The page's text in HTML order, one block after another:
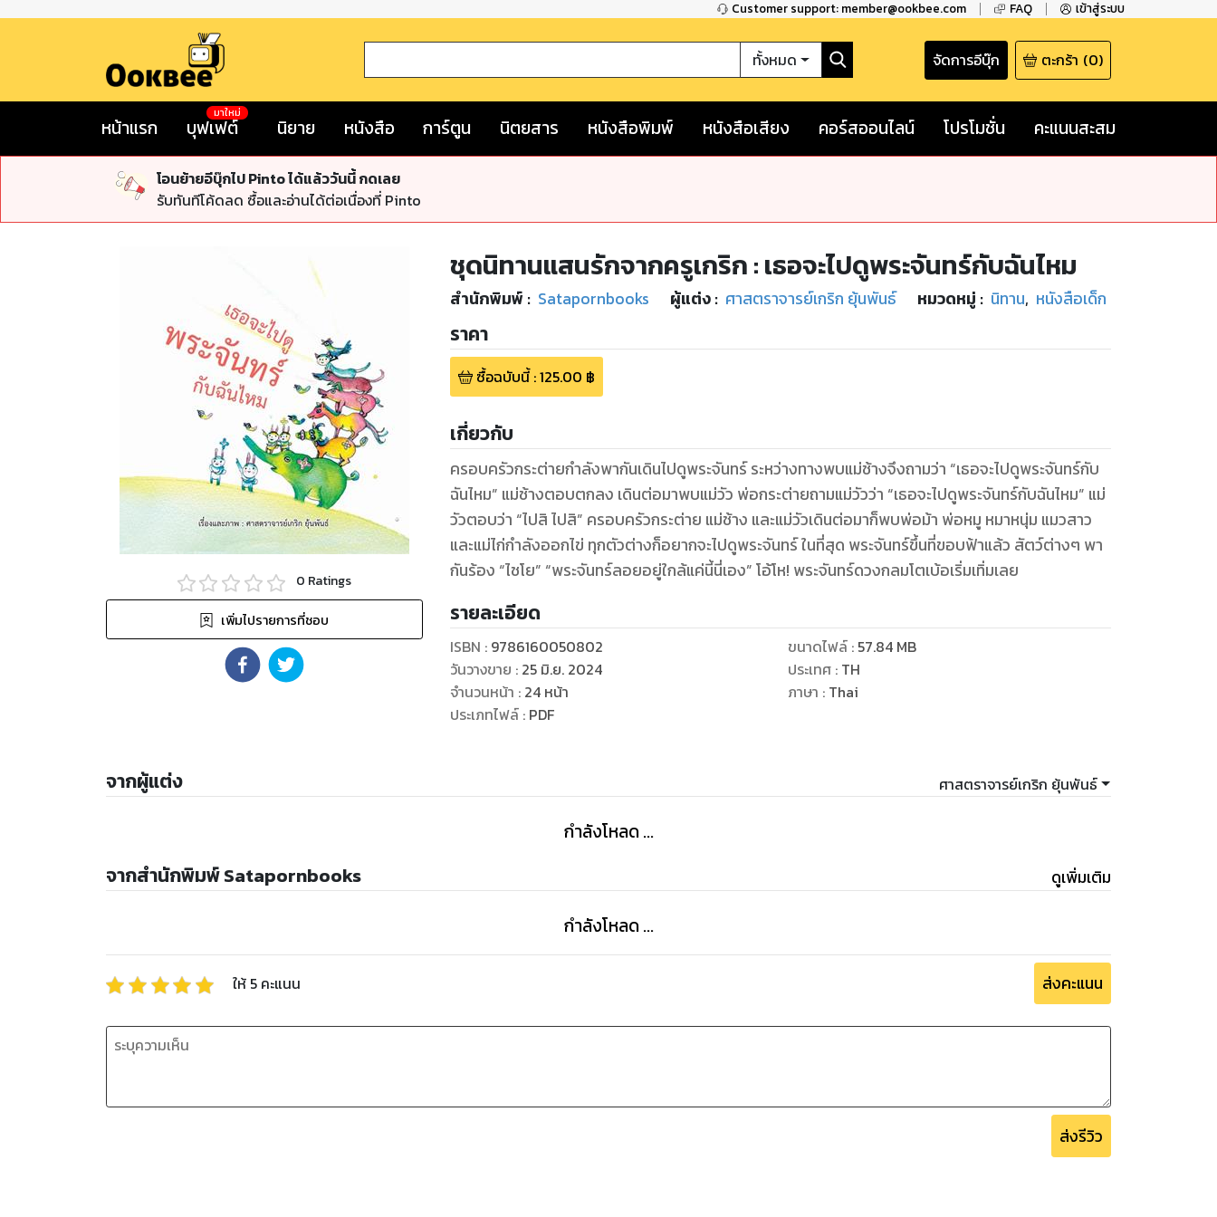
Customer support: member@ookbee.com FAQ เข้าสู่ระบบ
ทั้งหมด จัดการอีบุ๊ก ตะกร้า (0)
หน้าแรก บุฟเฟต์
มาใหม่
นิยาย หนังสือ การ์ตูน นิตยสาร หนังสือพิมพ์ หนังสือเสียง คอร์สออนไลน์ โปรโมชั่น คะแนนสะสม
โอนย้ายอีบุ๊กไป Pinto ได้แล้ววันนี้ กดเลย
รับทันทีโค้ดลด ซื้อและอ่านได้ต่อเนื่องที่ Pinto
0 Ratings
เพิ่มไปรายการที่ชอบ
ชุดนิทานแสนรักจากครูเกริก : เธอจะไปดูพระจันทร์กับฉันไหม
สำนักพิมพ์ : Satapornbooks ผู้แต่ง : ศาสตราจารย์เกริก ยุ้นพันธ์ หมวดหมู่ : นิทาน, หนังสือเด็ก
ราคา
ซื้อฉบับนี้:125.00 ฿
เกี่ยวกับ
ครอบครัวกระต่ายกำลังพากันเดินไปดูพระจันทร์ ระหว่างทางพบแม่ช้างจึงถามว่า “เธอจะไปดูพระจันทร์กับ
ฉันไหม” แม่ช้างตอบตกลง เดินต่อมาพบแม่วัว พ่อกระต่ายถามแม่วัวว่า “เธอจะไปดูพระจันทร์กับฉันไหม” แม่
วัวตอบว่า “ไปสิ ไปสิ” ครอบครัวกระต่าย แม่ช้าง และแม่วัวเดินต่อมาก็พบพ่อม้า พ่อหมู หมาหนุ่ม แมวสาว
และแม่ไก่กำลังออกไข่ ทุกตัวต่างก็อยากจะไปดูพระจันทร์ ในที่สุด พระจันทร์ขึ้นที่ขอบฟ้าแล้ว สัตว์ต่างๆ พา
กันร้อง “ไชโย” “พระจันทร์ลอยอยู่ใกล้แค่นี้นี่เอง” โอ้โห! พระจันทร์ดวงกลมโตเบ้อเริ่มเทิ่มเลย
รายละเอียด
ISBN : 9786160050802
วันวางขาย : 25 มิ.ย. 2024
จำนวนหน้า : 24 หน้า
ประเภทไฟล์: PDF
ขนาดไฟล์: 57.84 MB
ประเทศ : TH
ภาษา : Thai
จากผู้แต่ง ศาสตราจารย์เกริก ยุ้นพันธ์
กำลังโหลด ...
จากสำนักพิมพ์ Satapornbooks ดูเพิ่มเติม
กำลังโหลด ...
ให้ 5 คะแนน ส่งคะแนน
ส่งรีวิว